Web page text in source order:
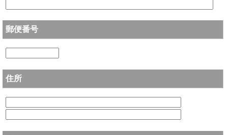
郵便番号
住所